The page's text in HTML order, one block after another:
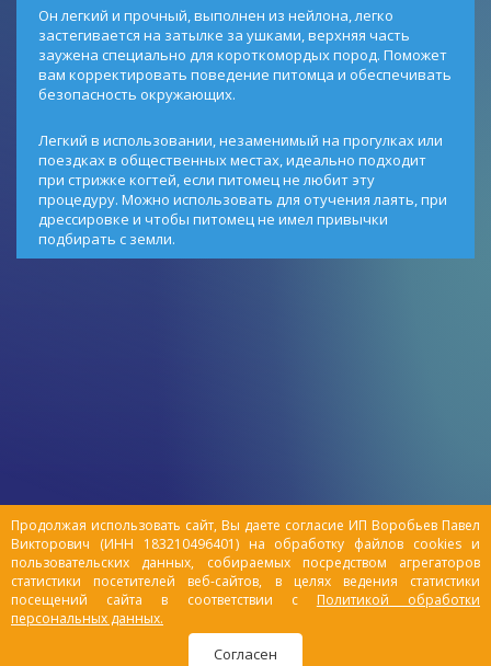
Продолжая использовать сайт, Вы даете согласие ИП Воробьев Павел
Викторович (ИНН 183210496401) на обработку файлов cookies и
пользовательских данных, собираемых посредством агрегаторов
статистики посетителей веб-сайтов, в целях ведения статистики
посещений сайта в соответствии с Политикой обработки
персональных данных.
Согласен
Он легкий и прочный, выполнен из нейлона, легко
застегивается на затылке за ушками, верхняя часть
заужена специально для короткомордых пород. Поможет
вам корректировать поведение питомца и обеспечивать
безопасность окружающих.
Легкий в использовании, незаменимый на прогулках или
поездках в общественных местах, идеально подходит
при стрижке когтей, если питомец не любит эту
процедуру. Можно использовать для отучения лаять, при
дрессировке и чтобы питомец не имел привычки
подбирать с земли.